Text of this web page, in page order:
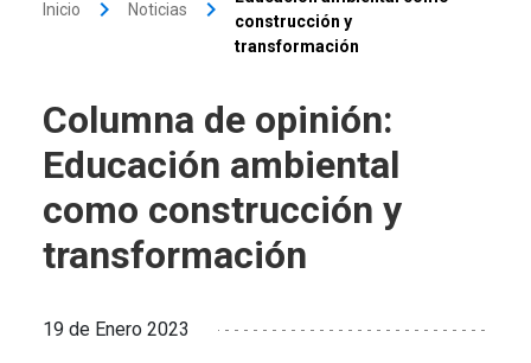
Inicio keyboard_arrow_right Noticias keyboard_arrow_right
construcción y
transformación
Columna de opinión:
Educación ambiental
como construcción y
transformación
19 de Enero 2023